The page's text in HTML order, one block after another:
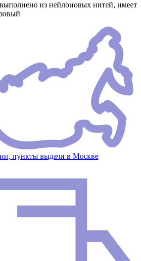
из нейлоновых нитей, имеет
пункты выдачи в Москве